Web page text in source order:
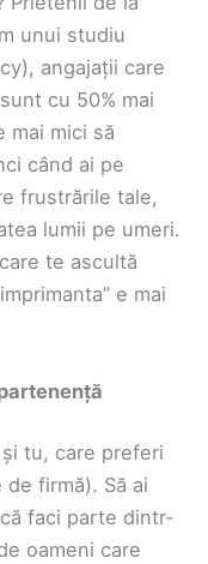
unui studiu
angajații care
cu 50% mai
mai mici să
când ai pe
frustrările tale,
lumii pe umeri.
te ascultă
e mai
tu, care preferi
firmă). Să ai
faci parte dintr-
oameni care